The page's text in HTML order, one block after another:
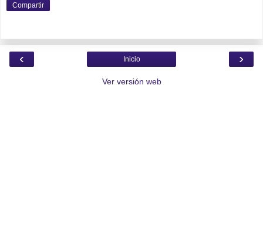
Compartir
‹ ›
Inicio
Ver versión web